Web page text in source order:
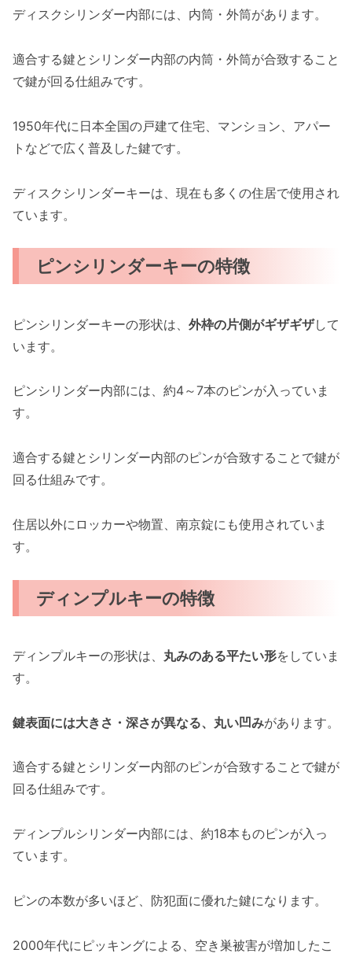
ディスクシリンダー内部には、内筒・外筒があります。
適合する鍵とシリンダー内部の内筒・外筒が合致すること
で鍵が回る仕組みです。
1950年代に日本全国の戸建て住宅、マンション、アパー
トなどで広く普及した鍵です。
ディスクシリンダーキーは、現在も多くの住居で使用され
ています。
ピンシリンダーキーの特徴
ピンシリンダーキーの形状は、 外枠の片側がギザギザして
います。
ピンシリンダー内部には、約4～7本のピンが入っていま
す。
適合する鍵とシリンダー内部のピンが合致することで鍵が
回る仕組みです。
住居以外にロッカーや物置、南京錠にも使用されていま
す。
ディンプルキーの特徴
ディンプルキーの形状は、 丸みのある平たい形をしていま
す。
鍵表面には大きさ・深さが異なる、丸い凹みがあります。
適合する鍵とシリンダー内部のピンが合致することで鍵が
回る仕組みです。
ディンプルシリンダー内部には、約18本ものピンが入っ
ています。
ピンの本数が多いほど、防犯面に優れた鍵になります。
2000年代にピッキングによる、空き巣被害が増加したこ